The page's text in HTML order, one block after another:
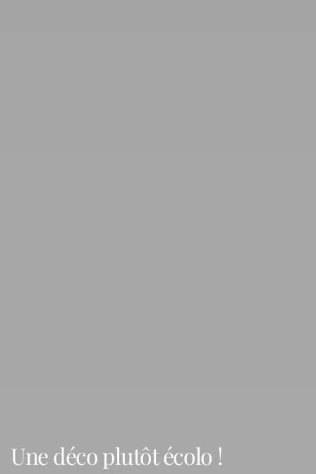
Une déco plutôt écolo !